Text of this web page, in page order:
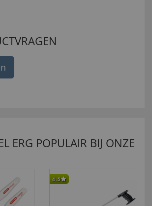
ERG POPULAIR BIJ ONZE
4,5